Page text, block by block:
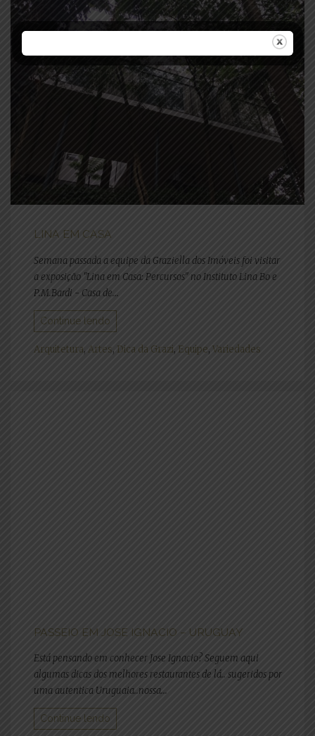
LINA EM CASA
Semana passada a equipe da Graziella dos Imóveis foi visitar
a exposição "Lina em Casa: Percursos" no Instituto Lina Bo e
P.M.Bardi - Casa de...
Continue lendo
Arquitetura, Artes, Dica da Grazi, Equipe, Variedades
PASSEIO EM JOSE IGNACIO – URUGUAY
Está pensando em conhecer Jose Ignacio? Seguem aqui
algumas dicas dos melhores restaurantes de lá.. sugeridos por
uma autentica Uruguaia..nossa...
Continue lendo